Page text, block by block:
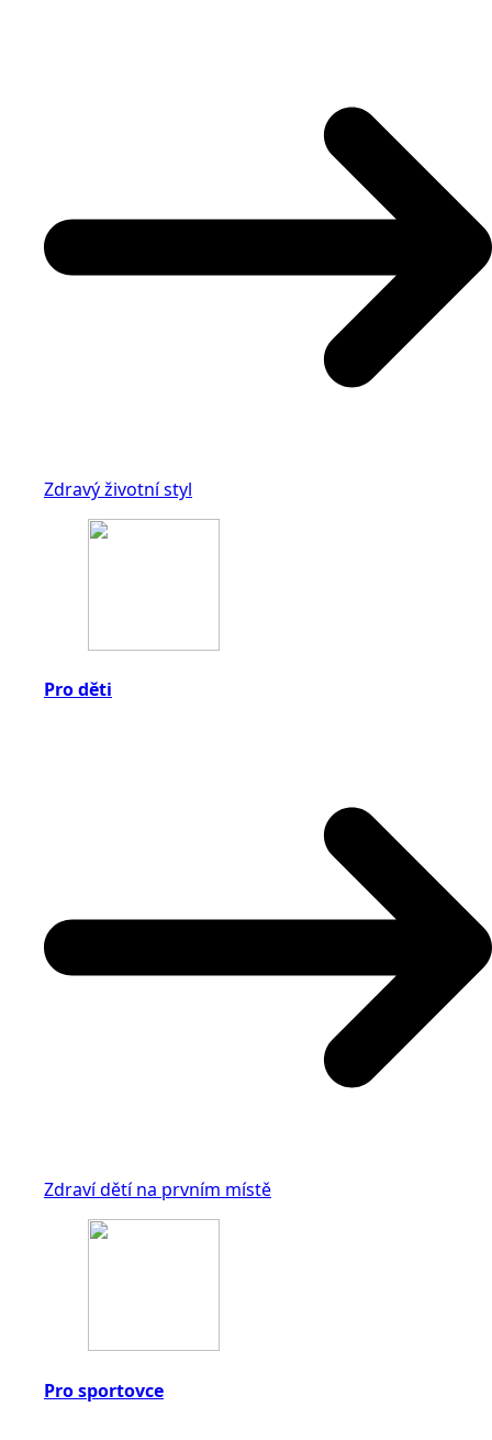
Zdravý životní styl
Pro děti
Zdraví dětí na prvním místě
Pro sportovce